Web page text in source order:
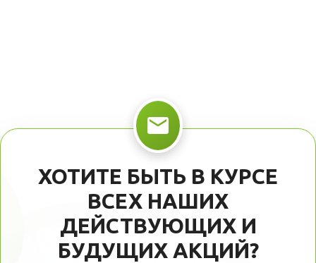
ХОТИТЕ БЫТЬ В КУРСЕ
ВСЕХ НАШИХ
ДЕЙСТВУЮЩИХ И
БУДУЩИХ АКЦИЙ?